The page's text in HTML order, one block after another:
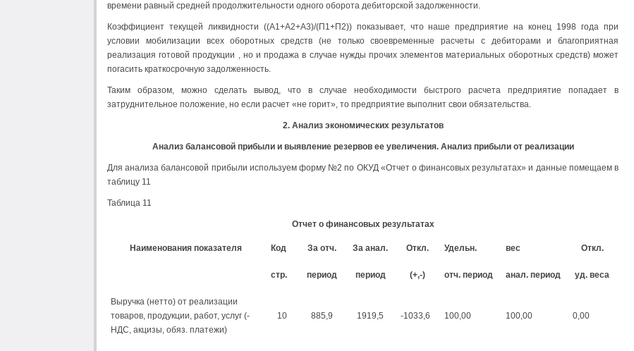
времени равный средней продолжительности одного оборота дебиторской задолженности.
Коэффициент текущей ликвидности ((А1+А2+А3)/(П1+П2)) показывает, что наше предприятие на конец 1998 года при
условии мобилизации всех оборотных средств (не только своевременные расчеты с дебиторами и благоприятная
реализация готовой продукции , но и продажа в случае нужды прочих элементов материальных оборотных средств) может
погасить краткосрочную задолженность.
Таким образом, можно сделать вывод, что в случае необходимости быстрого расчета предприятие попадает в
затруднительное положение, но если расчет «не горит», то предприятие выполнит свои обязательства.
2. Анализ экономических результатов
Анализ балансовой прибыли и выявление резервов ее увеличения. Анализ прибыли от реализации
Для анализа балансовой прибыли используем форму №2 по ОКУД «Отчет о финансовых результатах» и данные помещаем в
таблицу 11
Таблица 11
Отчет о финансовых результатах
Наименования показателя Код За отч. За анал. Откл. Удельн. вес Откл.
стр. период период (+,-) отч. период анал. период уд. веса
Выручка (нетто) от реализации
товаров, продукции, работ, услуг (-
НДС, акцизы, обяз. платежи)
10 885,9 1919,5 -1033,6 100,00 100,00 0,00